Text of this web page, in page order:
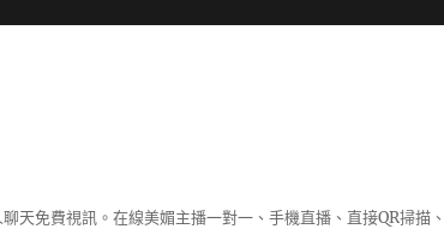
免費視訊。在線美媚主播一對一、手機直播、直接QR掃描